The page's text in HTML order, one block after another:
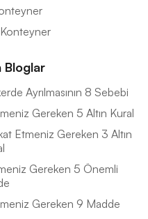
Bloglar
Ayrılmasının 8 Sebebi
Gereken 5 Altın Kural
Etmeniz Gereken 3 Altın
Gereken 5 Önemli
Gereken 9 Madde